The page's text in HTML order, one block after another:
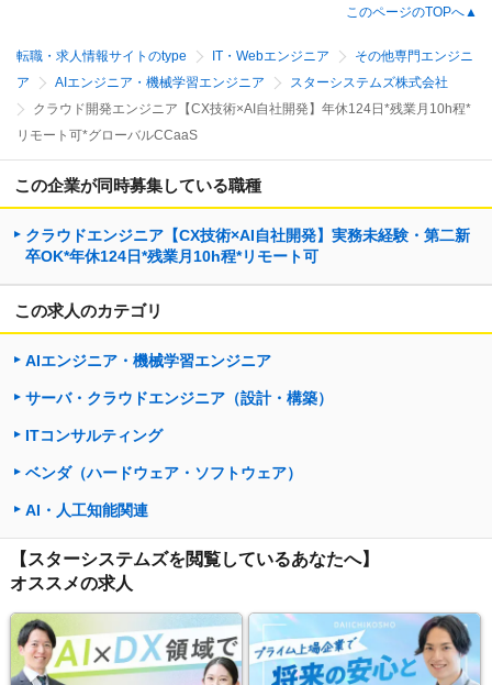
このページのTOPへ▲
転職・求人情報サイトのtype IT・Webエンジニア
その他専門エンジニ
ア
AIエンジニア・機械学習エンジニア
スターシステムズ株式会社
クラウド開発エンジニア【CX技術×AI自社開発】年休124日*残業月10h程*
リモート可*グローバルCCaaS
この企業が同時募集している職種
クラウドエンジニア【CX技術×AI自社開発】実務未経験・第二新
卒OK*年休124日*残業月10h程*リモート可
この求人のカテゴリ
AIエンジニア・機械学習エンジニア
サーバ・クラウドエンジニア（設計・構築）
ITコンサルティング
ベンダ（ハードウェア・ソフトウェア）
AI・人工知能関連
【スターシステムズを閲覧しているあなたへ】
オススメの求人